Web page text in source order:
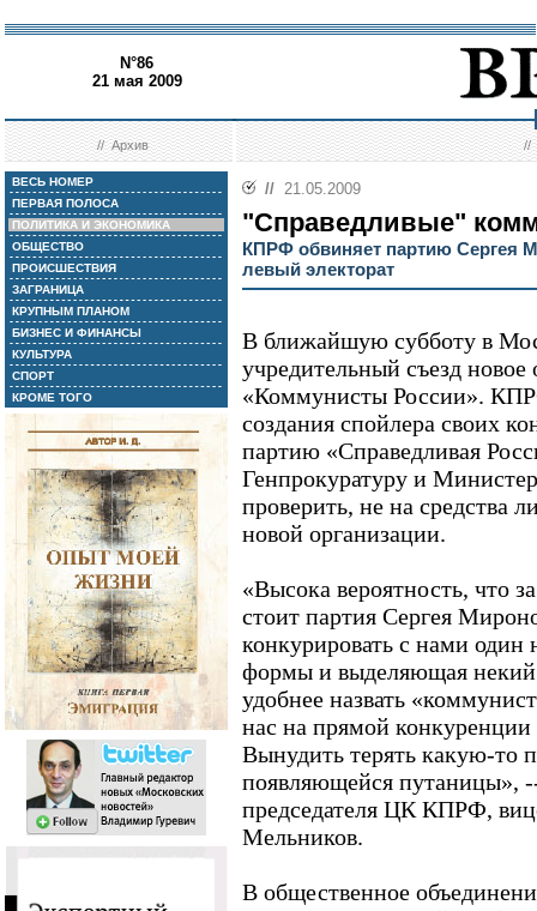
N°86
21 мая 2009
//Архив //
ВЕСЬ НОМЕР
ПЕРВАЯ ПОЛОСА
ПОЛИТИКА И ЭКОНОМИКА
ОБЩЕСТВО
ПРОИСШЕСТВИЯ
ЗАГРАНИЦА
КРУПНЫМ ПЛАНОМ
БИЗНЕС И ФИНАНСЫ
КУЛЬТУРА
СПОРТ
КРОМЕ ТОГО
// 21.05.2009
"Справедливые"
КПРФ обвиняет партию Сергея
левый электорат
В ближайшую субботу в
учредительный съезд
«Коммунисты России».
создания спойлера своих
партию «Справедливая
Генпрокуратуру и
проверить, не на средства
новой организации.
«Высока вероятность, что
стоит партия Сергея
конкурировать с нами
формы и выделяющая некий
удобнее назвать
нас на прямой конкуренции
Вынудить терять какую-то
появляющейся путаницы»,
председателя ЦК КПРФ,
Мельников.
В общественное